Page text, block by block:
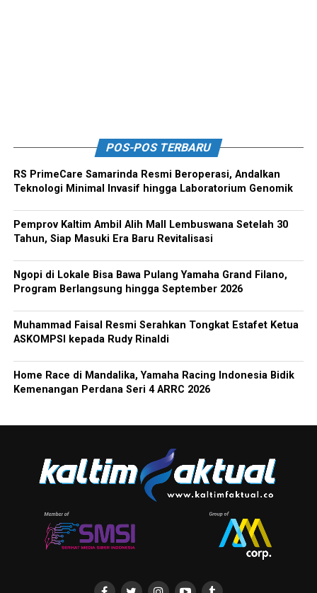
POS-POS TERBARU
RS PrimeCare Samarinda Resmi Beroperasi, Andalkan
Teknologi Minimal Invasif hingga Laboratorium Genomik
Pemprov Kaltim Ambil Alih Mall Lembuswana Setelah 30
Tahun, Siap Masuki Era Baru Revitalisasi
Ngopi di Lokale Bisa Bawa Pulang Yamaha Grand Filano,
Program Berlangsung hingga September 2026
Muhammad Faisal Resmi Serahkan Tongkat Estafet Ketua
ASKOMPSI kepada Rudy Rinaldi
Home Race di Mandalika, Yamaha Racing Indonesia Bidik
Kemenangan Perdana Seri 4 ARRC 2026